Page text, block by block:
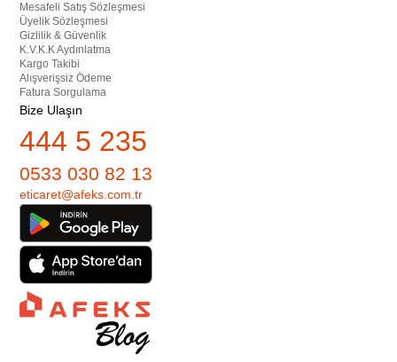
Mesafeli Satış Sözleşmesi
Üyelik Sözleşmesi
Gizlilik & Güvenlik
K.V.K.K Aydınlatma
Kargo Takibi
Alışverişsiz Ödeme
Fatura Sorgulama
Bize Ulaşın
444 5 235
0533 030 82 13
eticaret@afeks.com.tr